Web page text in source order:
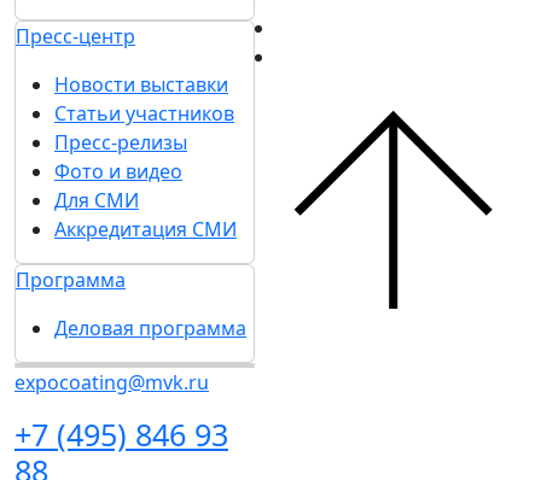
Пресс-центр
Новости выставки
Статьи участников
Пресс-релизы
Фото и видео
Для СМИ
Аккредитация СМИ
Программа
Деловая программа
expocoating@mvk.ru
+7 (495) 846 93
88